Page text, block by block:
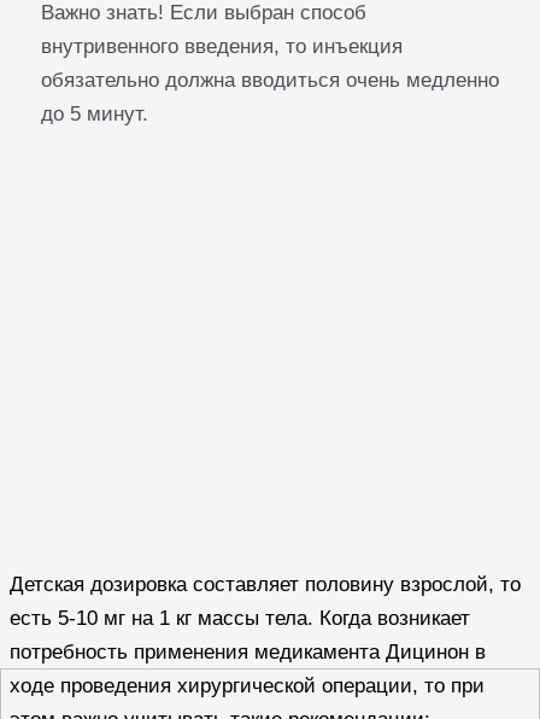
Важно знать! Если выбран способ
внутривенного введения, то инъекция
обязательно должна вводиться очень медленно
до 5 минут.
Детская дозировка составляет половину взрослой, то
есть 5-10 мг на 1 кг массы тела. Когда возникает
потребность применения медикамента Дицинон в
ходе проведения хирургической операции, то при